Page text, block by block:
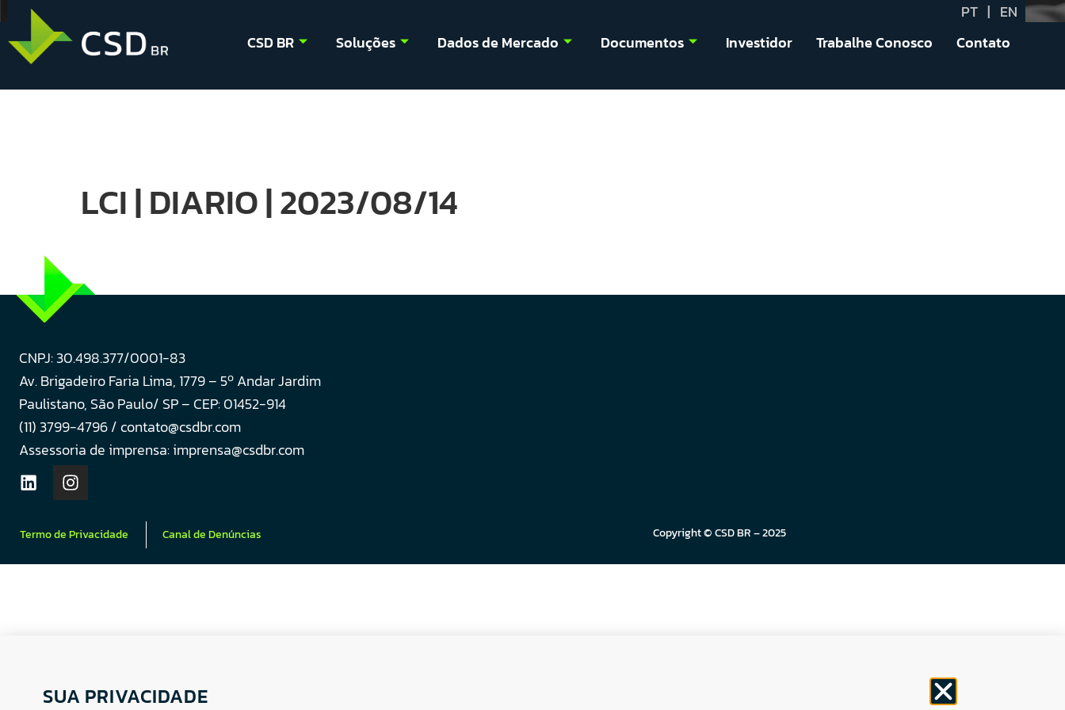
PT | EN
CSD BR
Soluções Dados de Mercado Documentos Investidor Trabalhe Conosco Contato
LCI | DIARIO | 2023/08/14
CNPJ: 30.498.377/0001-83
Av. Brigadeiro Faria Lima, 1779 – 5o Andar Jardim
Paulistano, São Paulo/ SP – CEP: 01452-914
(11) 3799-4796 / contato@csdbr.com
Assessoria de imprensa: imprensa@csdbr.com
Termo de Privacidade Canal de Denúncias Copyright © CSD BR – 2025
SUA PRIVACIDADE